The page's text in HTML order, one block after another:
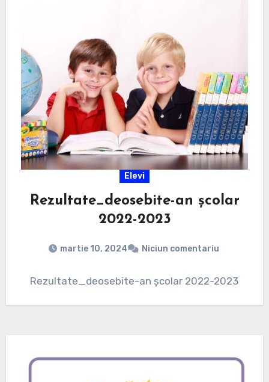
Elevi
Rezultate_deosebite-an școlar
2022-2023
martie 10, 2024 Niciun comentariu
Rezultate_deosebite-an școlar 2022-2023